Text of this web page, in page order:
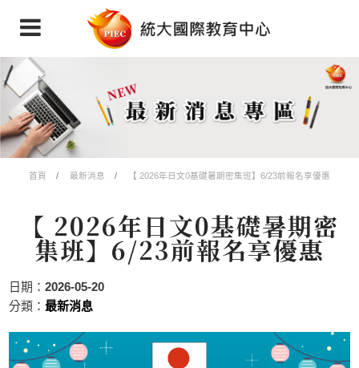
首頁 最新消息 【 2026年日文0基礎暑期密集班】6/23前報名享優惠
【 2026年日文0基礎暑期密
集班】6/23前報名享優惠
日期：2026-05-20
分類：最新消息